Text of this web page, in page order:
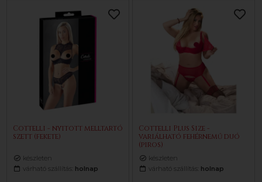
Cottelli - nyitott melltartó
szett (fekete)
készleten
várható szállítás: holnap
Cottelli Plus Size -
variálható fehérnemű duó
(piros)
készleten
várható szállítás: holnap